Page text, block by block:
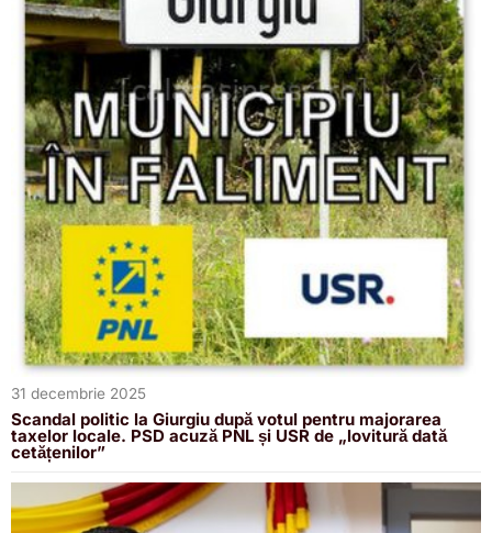
31 decembrie 2025
Scandal politic la Giurgiu după votul pentru majorarea
taxelor locale. PSD acuză PNL și USR de „lovitură dată
cetățenilor”